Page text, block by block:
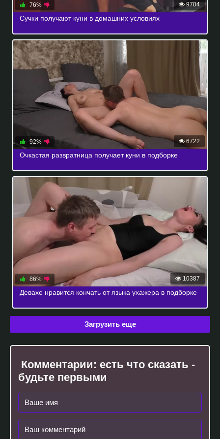
9704
76%
Сучки получают куни в домашних условиях
6722
92%
Очкастая развратница получает куни в подборке
10387
86%
Девахе нравится кончать от языка ухажера в подборке
Загрузить еще
Комментарии: есть что сказать -
будьте первыми